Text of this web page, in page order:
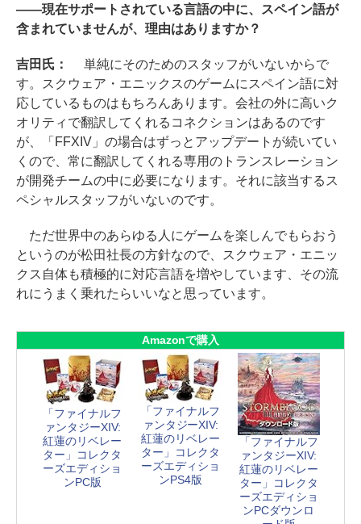
――現在サポートされている言語の中に、スペイン語が
含まれていませんが、理由はありますか？
吉田氏： 単純にそのためのスタッフがいないからで
す。スクウェア・エニックスのゲームにスペイン語に対
応しているものはもちろんあります。会社の外に高いク
オリティで翻訳してくれるコネクションはあるのです
が、「FFXIV」の場合はずっとアップデートが続いてい
くので、常に翻訳してくれる専用のトランスレーション
が開発チームの中に必要になります。それに該当するス
ペシャルスタッフがいないのです。
ただ世界中のあらゆる人にゲームを楽しんでもらおう
というのが松田社長の方針なので、スクウェア・エニッ
クス自体も積極的に対応言語を増やしています、その流
れにうまく乗れたらいいなと思っています。
Amazonで購入
「ファイナルフ
ァンタジーXIV:
紅蓮のリベレー
ター」コレクタ
ーズエディショ
ンPC版
「ファイナルフ
ァンタジーXIV:
紅蓮のリベレー
ター」コレクタ
ーズエディショ
ンPS4版
「ファイナルフ
ァンタジーXIV:
紅蓮のリベレー
ター」コレクタ
ーズエディショ
ンPCダウンロ